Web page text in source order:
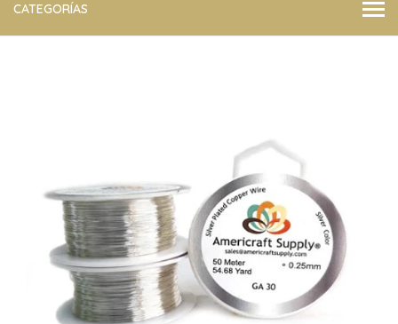
CATEGORÍAS